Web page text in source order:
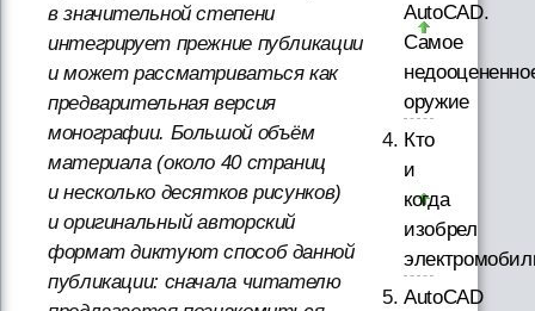
в значительной степени
интегрирует прежние публикации
и может рассматриваться как
предварительная версия
монографии. Большой объём
материала (около 40 страниц
и несколько десятков рисунков)
и оригинальный авторский
формат диктуют способ данной
публикации: сначала читателю
AutoCAD.
Самое
оружие
Кто
и
когда
изобрел
AutoCAD